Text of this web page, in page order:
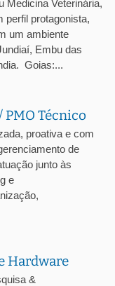
Medicina Veterinária,
perfil protagonista,
um ambiente
Embu das
Goias:...
PMO Técnico
proativa e com
de
junto às
e
Hardware
&